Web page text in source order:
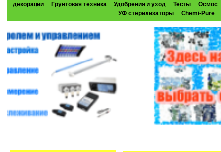
декорации
Грунтовая техника Удобрения и уход Тесты
Осмос
УФ стерилизаторы
Chemi-Pure